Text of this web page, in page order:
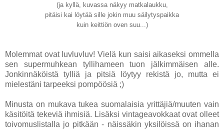
(ja kyllä, kuvassa näkyy matkalaukku,
pitäisi kai löytää sille jokin muu säilytyspaikka
kuin keittiön oven suu...)
Molemmat ovat luvluvluv! Vielä kun saisi aikaseksi ommella
sen supermuhkean tyllihameen tuon jälkimmäisen alle.
Jonkinnäköistä tylliä ja pitsiä löytyy rekistä jo, mutta ei
mielestäni tarpeeksi pompöösiä ;)
Minusta on mukava tukea suomalaisia yrittäjiä/muuten vain
käsitöitä tekeviä ihmisiä. Lisäksi vintageavokkaat ovat olleet
toivomuslistalla jo pitkään - näissäkin yksilöissä on ihanan